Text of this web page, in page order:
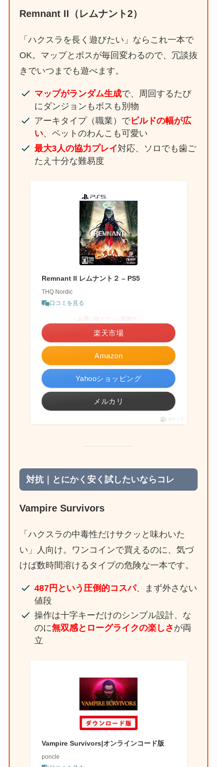
Remnant II（レムナント2）
「ハクスラを長く遊びたい」ならこれ一本で
OK。マップとボスが毎回変わるので、冗談抜
きでいつまでも遊べます。
マップがランダム生成で、周回するたび
にダンジョンもボスも別物
アーキタイプ（職業）でビルドの幅が広
い、ペットのわんこも可愛い
最大3人の協力プレイ対応、ソロでも歯ご
たえ十分な難易度
Remnant II レムナント２ – PS5
THQ Nordic
口コミを見る
Amazon
楽天市場
Yahooショッピング
メルカリ
ポチップ
対抗｜とにかく安く試したいならコレ
Vampire Survivors
「ハクスラの中毒性だけサクッと味わいた
い」人向け。ワンコインで買えるのに、気づ
けば数時間溶けるタイプの危険な一本です。
487円という圧倒的コスパ、まず外さない
値段
操作は十字キーだけのシンプル設計、な
のに無双感とローグライクの楽しさ が両
立
Vampire Survivors|オンラインコード版
poncle